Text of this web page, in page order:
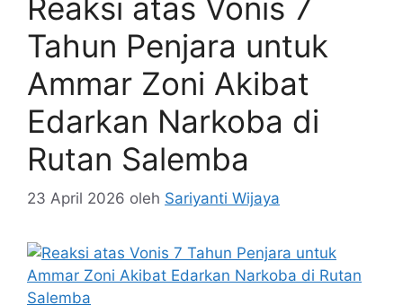
Reaksi atas Vonis 7
Tahun Penjara untuk
Ammar Zoni Akibat
Edarkan Narkoba di
Rutan Salemba
23 April 2026 oleh Sariyanti Wijaya